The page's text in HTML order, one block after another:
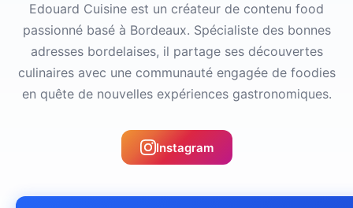
Edouard Cuisine est un créateur de contenu food
passionné basé à Bordeaux. Spécialiste des bonnes
adresses bordelaises, il partage ses découvertes
culinaires avec une communauté engagée de foodies
en quête de nouvelles expériences gastronomiques.
Instagram